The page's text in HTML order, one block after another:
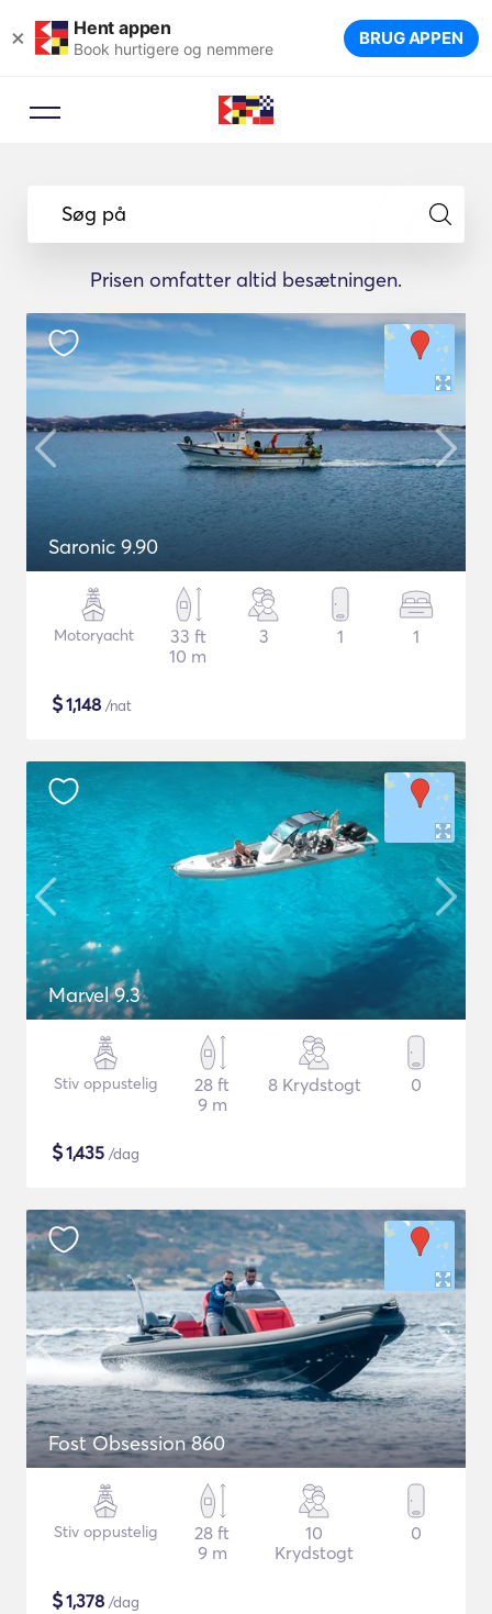
× Hent appen
Book hurtigere og nemmere BRUG APPEN
Søg på
Prisen omfatter altid besætningen.
Saronic 9.90
Motoryacht
33 ft
10 m
3 1 1
$1,148 /nat
Marvel 9.3
Stiv oppustelig
28 ft
9 m
8 Krydstogt 0
$1,435 /dag
Fost Obsession 860
Stiv oppustelig
28 ft
9 m
10
Krydstogt
0
$1,378 /dag